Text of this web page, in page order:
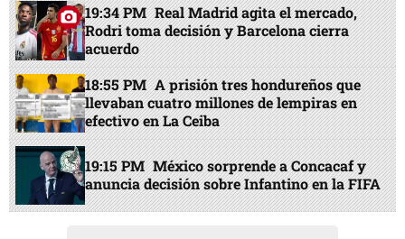
19:34 PM Real Madrid agita el mercado,
Rodri toma decisión y Barcelona cierra
acuerdo
18:55 PM A prisión tres hondureños que
llevaban cuatro millones de lempiras en
efectivo en La Ceiba
19:15 PM México sorprende a Concacaf y
anuncia decisión sobre Infantino en la FIFA